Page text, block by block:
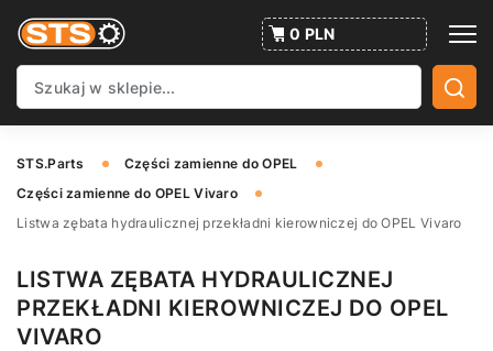
0 PLN
STS.Parts
Części zamienne do OPEL
Części zamienne do OPEL Vivaro
Listwa zębata hydraulicznej przekładni kierowniczej do OPEL Vivaro
LISTWA ZĘBATA HYDRAULICZNEJ
PRZEKŁADNI KIEROWNICZEJ DO OPEL
VIVARO